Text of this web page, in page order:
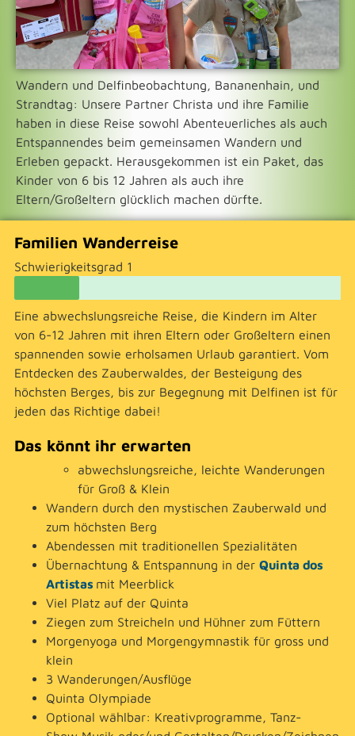
Wandern und Delfinbeobachtung, Bananenhain, und
Strandtag: Unsere Partner Christa und ihre Familie
haben in diese Reise sowohl Abenteuerliches als auch
Entspannendes beim gemeinsamen Wandern und
Erleben gepackt. Herausgekommen ist ein Paket, das
Kinder von 6 bis 12 Jahren als auch ihre
Eltern/Großeltern glücklich machen dürfte.
Familien Wanderreise
Schwierigkeitsgrad 1
Eine abwechslungsreiche Reise, die Kindern im Alter
von 6-12 Jahren mit ihren Eltern oder Großeltern einen
spannenden sowie erholsamen Urlaub garantiert. Vom
Entdecken des Zauberwaldes, der Besteigung des
höchsten Berges, bis zur Begegnung mit Delfinen ist für
jeden das Richtige dabei!
Das könnt ihr erwarten
abwechslungsreiche, leichte Wanderungen
für Groß & Klein
Wandern durch den mystischen Zauberwald und
zum höchsten Berg
Abendessen mit traditionellen Spezialitäten
Übernachtung & Entspannung in der Quinta dos
Artistas mit Meerblick
Viel Platz auf der Quinta
Ziegen zum Streicheln und Hühner zum Füttern
Morgenyoga und Morgengymnastik für gross und
klein
3 Wanderungen/Ausflüge
Quinta Olympiade
Optional wählbar: Kreativprogramme, Tanz-